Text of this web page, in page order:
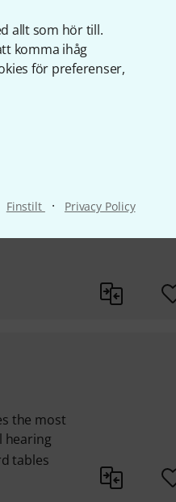
allt som hör till.
komma ihåg
för preferenser,
Finstilt · Privacy Policy
the most
hearing
tables